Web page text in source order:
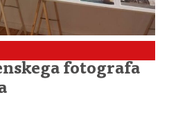
fotografa